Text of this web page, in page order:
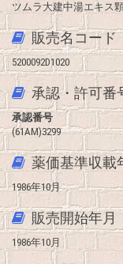
ツムラ大建中湯エキス
販売名コード
5200092D1020
承認・許可番
承認番号
(61AM)3299
薬価基準収載
1986年10月
販売開始年月
1986年10月